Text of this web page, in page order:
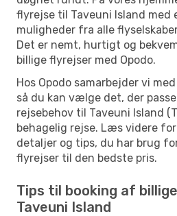
flyrejse til Taveuni Island med
muligheder fra alle
Det er nemt, hurtigt og
billige flyrejser med Opodo.
Hos Opodo samarbejder vi
så du kan vælge det, der
rejsebehov til Taveuni Island
behagelig rejse. Læs videre
detaljer og tips, du har brug
flyrejser til den bedste pris.
Tips til booking af
Taveuni Island